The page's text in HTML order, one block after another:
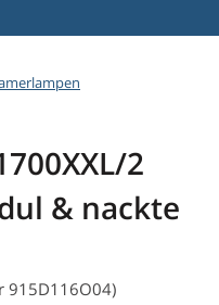
2
& nackte
915D116O04)